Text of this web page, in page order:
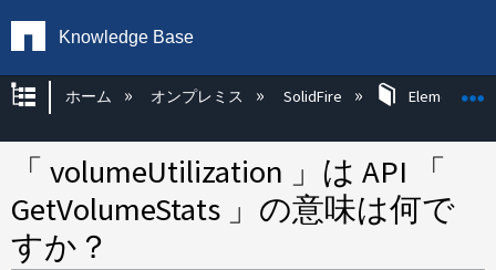
Knowledge Base
グローバル階層を展開/折りたたむ
ホーム オンプレミス SolidFire Element OS
「 volumeUtilization 」は API 「
GetVolumeStats 」の意味は何で
すか？